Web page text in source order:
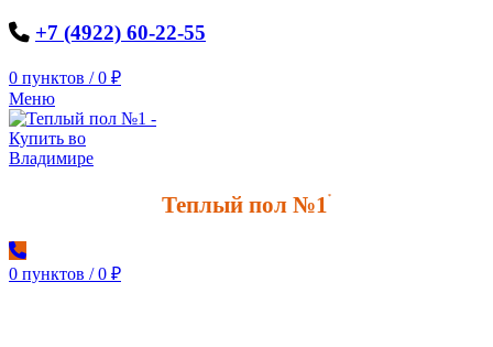
+7 (4922) 60-22-55
0 пунктов / 0 ₽
Меню
Теплый пол №1 *
0 пунктов / 0 ₽